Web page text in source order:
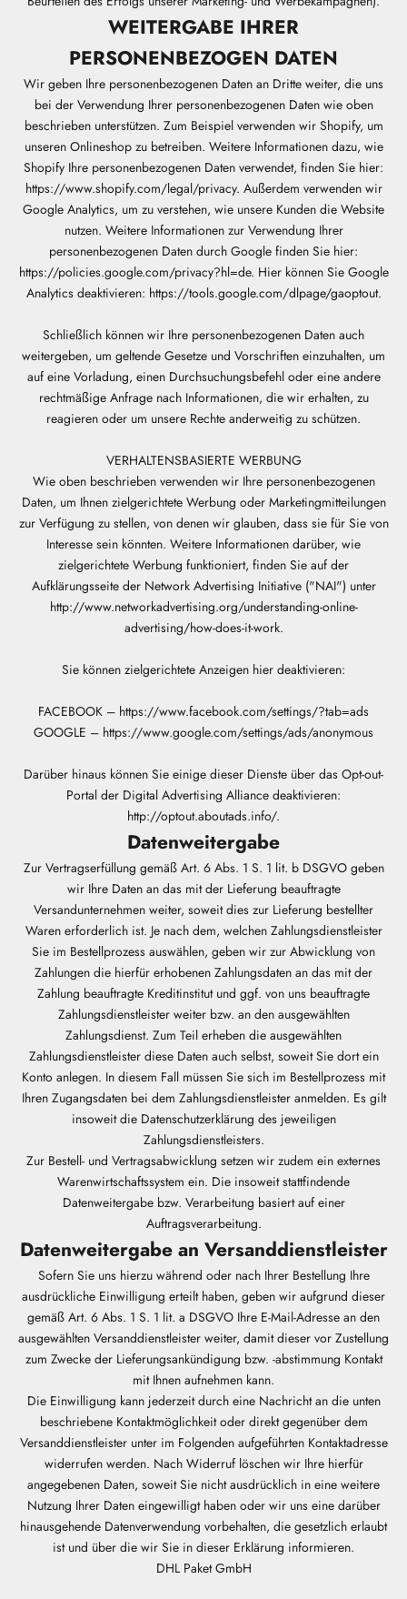
WEITERGABE IHRER
PERSONENBEZOGEN DATEN
Wir geben Ihre personenbezogenen Daten an Dritte weiter, die uns
bei der Verwendung Ihrer personenbezogenen Daten wie oben
beschrieben unterstützen. Zum Beispiel verwenden wir Shopify, um
unseren Onlineshop zu betreiben. Weitere Informationen dazu, wie
Shopify Ihre personenbezogenen Daten verwendet, finden Sie hier:
https://www.shopify.com/legal/privacy. Außerdem verwenden wir
Google Analytics, um zu verstehen, wie unsere Kunden die Website
nutzen. Weitere Informationen zur Verwendung Ihrer
personenbezogenen Daten durch Google finden Sie hier:
https://policies.google.com/privacy?hl=de. Hier können Sie Google
Analytics deaktivieren: https://tools.google.com/dlpage/gaoptout.
Schließlich können wir Ihre personenbezogenen Daten auch
weitergeben, um geltende Gesetze und Vorschriften einzuhalten, um
auf eine Vorladung, einen Durchsuchungsbefehl oder eine andere
rechtmäßige Anfrage nach Informationen, die wir erhalten, zu
reagieren oder um unsere Rechte anderweitig zu schützen.
VERHALTENSBASIERTE WERBUNG
Wie oben beschrieben verwenden wir Ihre personenbezogenen
Daten, um Ihnen zielgerichtete Werbung oder Marketingmitteilungen
zur Verfügung zu stellen, von denen wir glauben, dass sie für Sie von
Interesse sein könnten. Weitere Informationen darüber, wie
zielgerichtete Werbung funktioniert, finden Sie auf der
Aufklärungsseite der Network Advertising Initiative ("NAI") unter
http://www.networkadvertising.org/understanding-online-
advertising/how-does-it-work.
Sie können zielgerichtete Anzeigen hier deaktivieren:
FACEBOOK – https://www.facebook.com/settings/?tab=ads
GOOGLE – https://www.google.com/settings/ads/anonymous
Darüber hinaus können Sie einige dieser Dienste über das Opt-out-
Portal der Digital Advertising Alliance deaktivieren:
http://optout.aboutads.info/.
Datenweitergabe
Zur Vertragserfüllung gemäß Art. 6 Abs. 1 S. 1 lit. b DSGVO geben
wir Ihre Daten an das mit der Lieferung beauftragte
Versandunternehmen weiter, soweit dies zur Lieferung bestellter
Waren erforderlich ist. Je nach dem, welchen Zahlungsdienstleister
Sie im Bestellprozess auswählen, geben wir zur Abwicklung von
Zahlungen die hierfür erhobenen Zahlungsdaten an das mit der
Zahlung beauftragte Kreditinstitut und ggf. von uns beauftragte
Zahlungsdienstleister weiter bzw. an den ausgewählten
Zahlungsdienst. Zum Teil erheben die ausgewählten
Zahlungsdienstleister diese Daten auch selbst, soweit Sie dort ein
Konto anlegen. In diesem Fall müssen Sie sich im Bestellprozess mit
Ihren Zugangsdaten bei dem Zahlungsdienstleister anmelden. Es gilt
insoweit die Datenschutzerklärung des jeweiligen
Zahlungsdienstleisters.
Zur Bestell- und Vertragsabwicklung setzen wir zudem ein externes
Warenwirtschaftssystem ein. Die insoweit stattfindende
Datenweitergabe bzw. Verarbeitung basiert auf einer
Auftragsverarbeitung.
Datenweitergabe an Versanddienstleister
Sofern Sie uns hierzu während oder nach Ihrer Bestellung Ihre
ausdrückliche Einwilligung erteilt haben, geben wir aufgrund dieser
gemäß Art. 6 Abs. 1 S. 1 lit. a DSGVO Ihre E-Mail-Adresse an den
ausgewählten Versanddienstleister weiter, damit dieser vor Zustellung
zum Zwecke der Lieferungsankündigung bzw. -abstimmung Kontakt
mit Ihnen aufnehmen kann.
Die Einwilligung kann jederzeit durch eine Nachricht an die unten
beschriebene Kontaktmöglichkeit oder direkt gegenüber dem
Versanddienstleister unter im Folgenden aufgeführten Kontaktadresse
widerrufen werden. Nach Widerruf löschen wir Ihre hierfür
angegebenen Daten, soweit Sie nicht ausdrücklich in eine weitere
Nutzung Ihrer Daten eingewilligt haben oder wir uns eine darüber
hinausgehende Datenverwendung vorbehalten, die gesetzlich erlaubt
ist und über die wir Sie in dieser Erklärung informieren.
DHL Paket GmbH